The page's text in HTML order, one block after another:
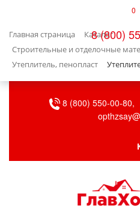
0
8 (800)
Главная страница
Каталог
Строительные и отделочные
Утеплитель, пенопласт
БЫТОВАЯ ТЕХНИКА
ВЕНТИЛЯЦИЯ
ДАЧА, САД И ОГОРОД
8 (800) 550-00-80,